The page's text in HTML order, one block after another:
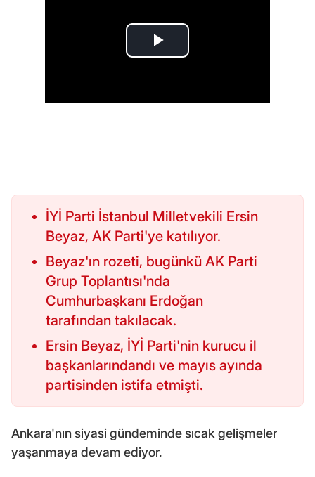
İYİ Parti İstanbul Milletvekili Ersin
Beyaz, AK Parti'ye katılıyor.
Beyaz'ın rozeti, bugünkü AK Parti
Grup Toplantısı'nda
Cumhurbaşkanı Erdoğan
tarafından takılacak.
Ersin Beyaz, İYİ Parti'nin kurucu il
başkanlarındandı ve mayıs ayında
partisinden istifa etmişti.
Ankara'nın siyasi gündeminde sıcak gelişmeler
yaşanmaya devam ediyor.